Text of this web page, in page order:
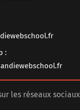
:
les réseaux sociaux